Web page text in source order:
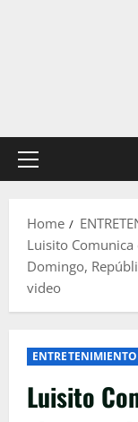
Primary
Home
Luisito
Domingo,
video
ENTRETENIMIENTO
Luisito